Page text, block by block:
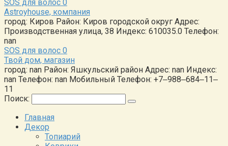
SOS для волос 0
Astroyhouse, компания
город: Киров Район: Киров городской округ Адрес:
Производственная улица, 38 Индекс: 610035.0 Телефон:
nan
SOS для волос 0
Твой дом, магазин
город: nan Район: Яшкульский район Адрес: nan Индекс:
nan Телефон: nan Мобильный Телефон: +7‒988‒684‒11‒
11
Поиск:
Главная
Декор
Топиарий